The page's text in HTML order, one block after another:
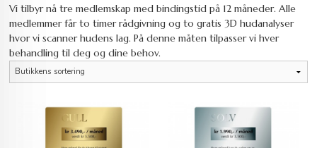
Vi tilbyr nå tre medlemskap med bindingstid på 12 måneder. Alle
medlemmer får to timer rådgivning og to gratis 3D hudanalyser
hvor vi scanner hudens lag. På denne måten tilpasser vi hver
behandling til deg og dine behov.